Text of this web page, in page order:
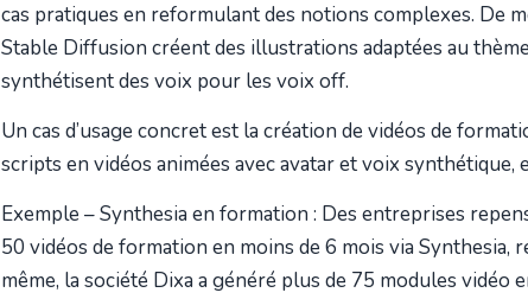
cas pratiques en reformulant des notions complexes. De
Stable Diffusion créent des illustrations adaptées au
synthétisent des voix pour les voix off.
Un cas d’usage concret est la création de vidéos de
scripts en vidéos animées avec avatar et voix synthétique,
Exemple – Synthesia en formation : Des entreprises
50 vidéos de formation en moins de 6 mois via
même, la société Dixa a généré plus de 75 modules vidéo